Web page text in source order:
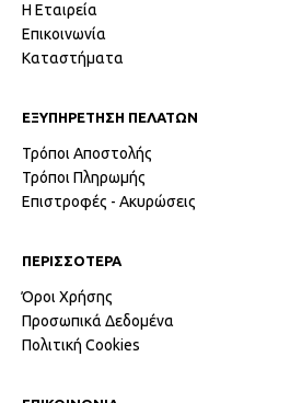
Η Εταιρεία
Επικοινωνία
Καταστήματα
ΕΞΥΠΗΡΕΤΗΣΗ ΠΕΛΑΤΩΝ
Τρόποι Αποστολής
Τρόποι Πληρωμής
Επιστροφές - Ακυρώσεις
ΠΕΡΙΣΣΟΤΕΡΑ
Όροι Χρήσης
Προσωπικά Δεδομένα
Πολιτική Cookies